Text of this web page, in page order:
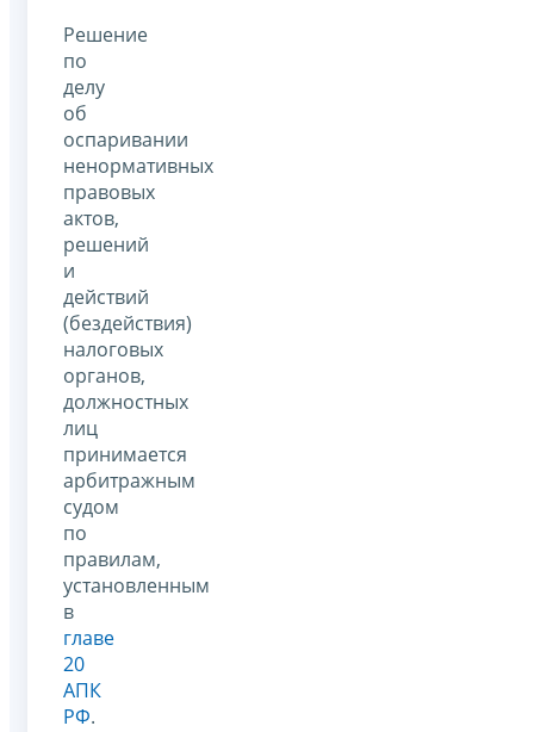
Решение
по
делу
об
оспаривании
ненормативных
правовых
актов,
решений
и
действий
(бездействия)
налоговых
органов,
должностных
лиц
принимается
арбитражным
судом
по
правилам,
установленным
в
главе
20
АПК
РФ.